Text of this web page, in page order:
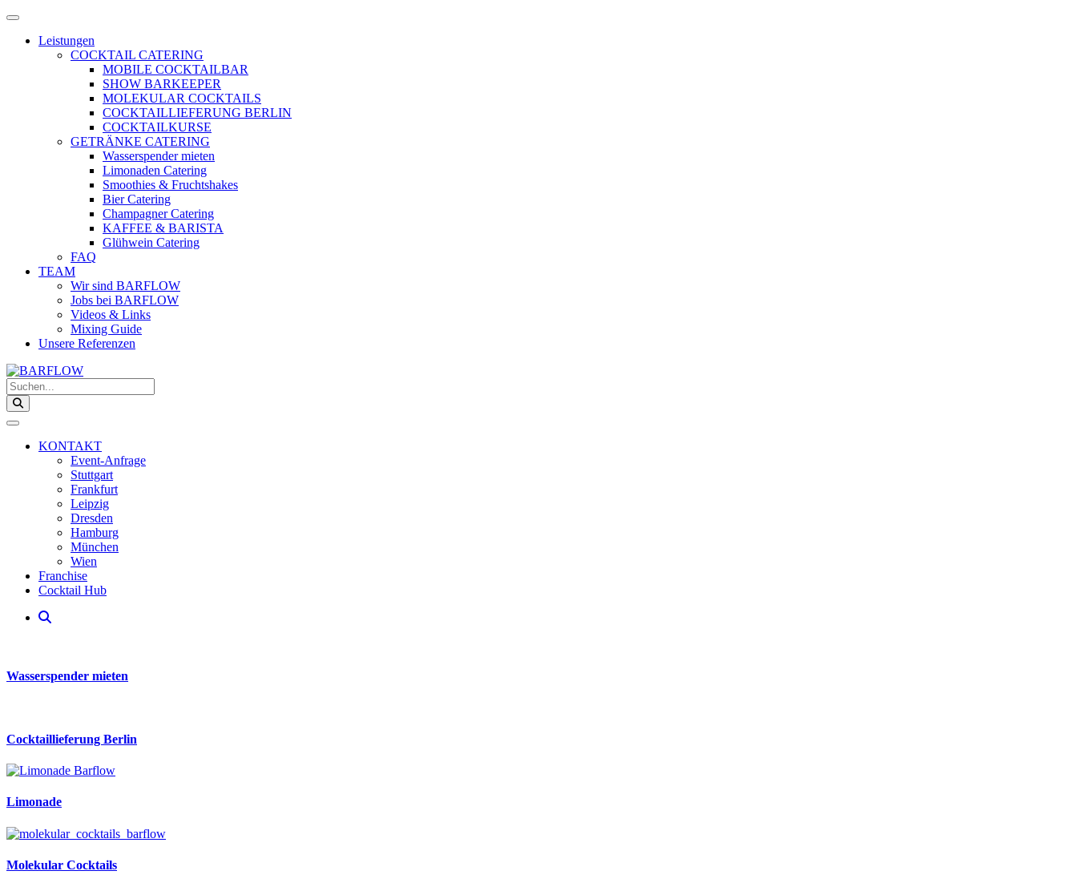
Zum
springen
Menü
öffnenLeistungen
COCKTAIL CATERING
MOBILE COCKTAILBAR
SHOW BARKEEPER
MOLEKULAR COCKTAILS
COCKTAILLIEFERUNG BERLIN
COCKTAILKURSE
GETRÄNKE CATERING
Wasserspender mieten
Limonaden Catering
Smoothies & Fruchtshakes
Bier Catering
Champagner Catering
KAFFEE & BARISTA
Glühwein Catering
FAQ
TEAM
Wir sind BARFLOW
Jobs bei BARFLOW
Videos & Links
Mixing Guide
Unsere Referenzen
Suchen...
KONTAKT
Event-Anfrage
Stuttgart
Frankfurt
Leipzig
Dresden
Hamburg
München
Wien
Franchise
Cocktail Hub
Wasserspender mieten
Cocktaillieferung Berlin
Limonade
Molekular Cocktails